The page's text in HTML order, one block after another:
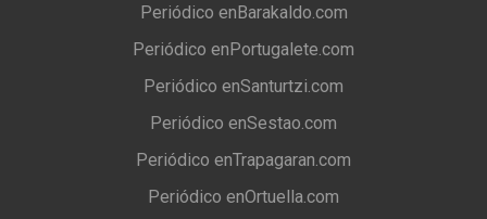
Periódico enBarakaldo.com
Periódico enPortugalete.com
Periódico enSanturtzi.com
Periódico enSestao.com
Periódico enTrapagaran.com
Periódico enOrtuella.com